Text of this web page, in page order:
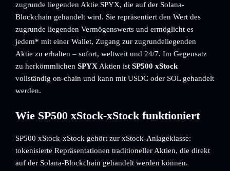
zugrunde liegenden Aktie SPYX, die auf der Solana-
Blockchain gehandelt wird. Sie repräsentiert den Wert des
zugrunde liegenden Vermögenswerts und ermöglicht es
jedem* mit einer Wallet, Zugang zur zugrundeliegenden
Aktie zu erhalten – sofort, weltweit und 24/7. Im Gegensatz
zu herkömmlichen SPYX Aktien ist SP500 xStock
vollständig on-chain und kann mit USDC oder SOL gehandelt
werden.
Wie SP500 xStock-xStock funktioniert
SP500 xStock-xStock gehört zur xStock-Anlageklasse:
tokenisierte Repräsentationen traditioneller Aktien, die direkt
auf der Solana-Blockchain gehandelt werden können.